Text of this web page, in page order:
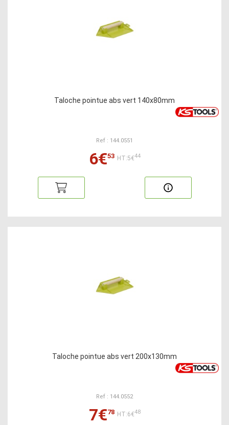
Taloche pointue abs vert 140x80mm
Ref : 144.0551
6€53 HT:5€44
Taloche pointue abs vert 200x130mm
Ref : 144.0552
7€78 HT:6€48